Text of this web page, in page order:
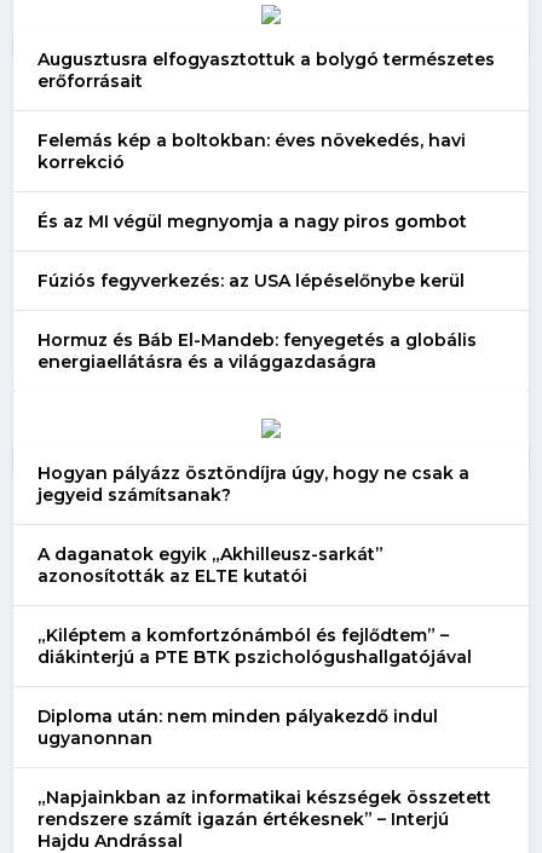
Augusztusra elfogyasztottuk a bolygó természetes
erőforrásait
Felemás kép a boltokban: éves növekedés, havi
korrekció
És az MI végül megnyomja a nagy piros gombot
Fúziós fegyverkezés: az USA lépéselőnybe kerül
Hormuz és Báb El-Mandeb: fenyegetés a globális
energiaellátásra és a világgazdaságra
Hogyan pályázz ösztöndíjra úgy, hogy ne csak a
jegyeid számítsanak?
A daganatok egyik „Akhilleusz-sarkát”
azonosították az ELTE kutatói
„Kiléptem a komfortzónámból és fejlődtem” –
diákinterjú a PTE BTK pszichológushallgatójával
Diploma után: nem minden pályakezdő indul
ugyanonnan
„Napjainkban az informatikai készségek összetett
rendszere számít igazán értékesnek” – Interjú
Hajdu Andrással